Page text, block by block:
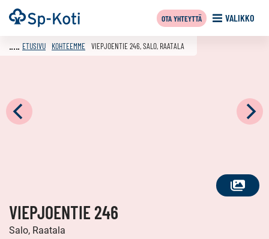
Siirry
sisältöön
Etusivu VALIKKO
OTA YHTEYTTÄ
KATSO
ETUSIVU KOHTEEMME VIEPJOENTIE 246, SALO, RAATALA
VIEPJOENTIE 246
Salo, Raatala